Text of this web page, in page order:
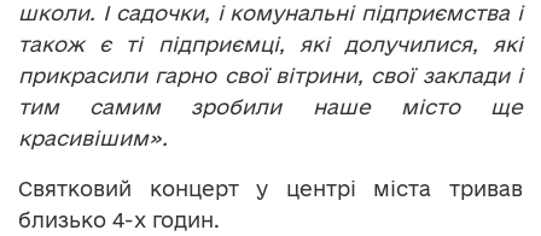
школи. І садочки, і комунальні підприємства і
також є ті підприємці, які долучилися, які
прикрасили гарно свої вітрини, свої заклади і
тим самим зробили наше місто ще
красивішим».
Святковий концерт у центрі міста тривав
близько 4-х годин.